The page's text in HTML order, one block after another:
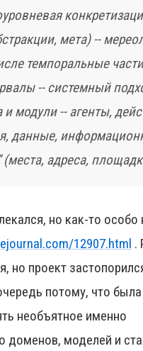
мета) --
темпоральные
-- системный
модули -- агенты,
данные,
(места, адреса,
но как-то особо
12907.html .
но проект
потому, что была
необъятное именно
доменов, моделей и